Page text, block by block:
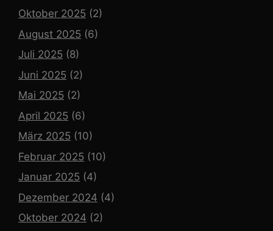
Oktober 2025 (2)
August 2025 (6)
Juli 2025 (8)
Juni 2025 (2)
Mai 2025 (2)
April 2025 (6)
März 2025 (10)
Februar 2025 (10)
Januar 2025 (4)
Dezember 2024 (4)
Oktober 2024 (2)